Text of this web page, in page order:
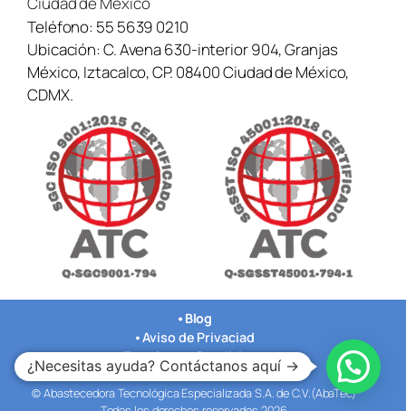
Teléfono: 55 5639 0210
Ubicación:C. Avena 630-interior 904, Granjas
México, Iztacalco, CP. 08400 Ciudad de México,
CDMX.
• Blog
•Aviso de Privaciad
•Terminos y Condiciones
•Nuestras Oficinas
© Abastecedora Tecnológica Especializada S.A. de C.V.(AbaTec)
¿Necesitas ayuda? Contáctanos aquí →